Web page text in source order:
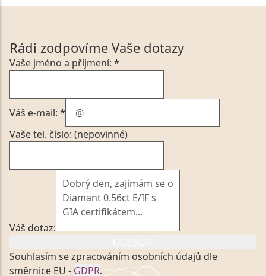
Rádi zodpovíme Vaše dotazy
Vaše jméno a příjmení: *
Váš e-mail: *
Vaše tel. číslo: (nepovinné)
Váš dotaz:
Souhlasím se zpracováním osobních údajů dle
směrnice EU - GDPR.